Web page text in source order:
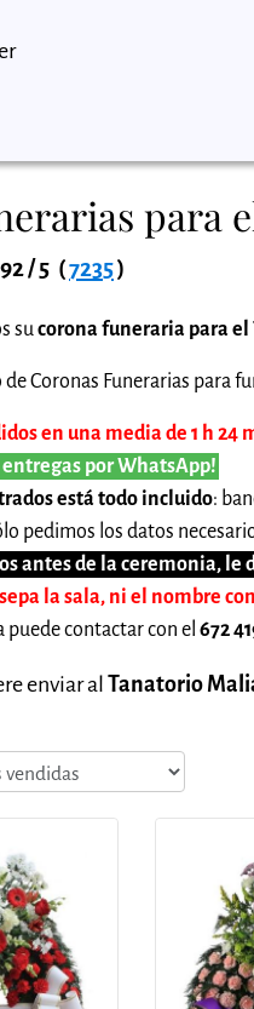
para
/ 5 (7235)
sucorona funeraria para
Coronas Funerarias para
en una media de 1 h
por WhatsApp!
está todo incluido:
pedimos los datos
antes de la ceremonia, le
la sala, ni el nombre
puede contactar con el 672
enviar al Tanatorio